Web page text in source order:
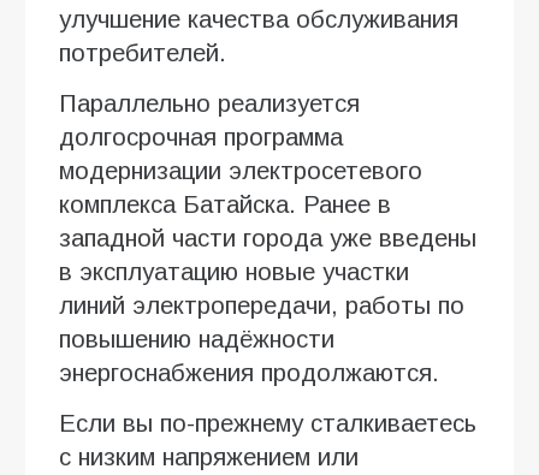
улучшение качества обслуживания
потребителей.
Параллельно реализуется
долгосрочная программа
модернизации электросетевого
комплекса Батайска. Ранее в
западной части города уже введены
в эксплуатацию новые участки
линий электропередачи, работы по
повышению надёжности
энергоснабжения продолжаются.
Если вы по-прежнему сталкиваетесь
с низким напряжением или